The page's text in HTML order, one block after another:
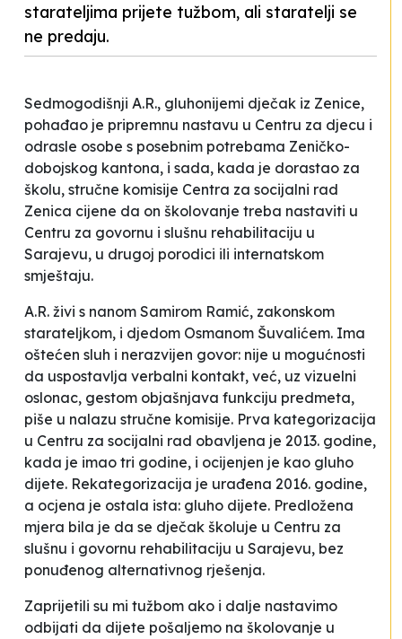
starateljima prijete tužbom, ali staratelji se
ne predaju.
Sedmogodišnji A.R., gluhonijemi dječak iz Zenice,
pohađao je pripremnu nastavu u Centru za djecu i
odrasle osobe s posebnim potrebama Zeničko-
dobojskog kantona, i sada, kada je dorastao za
školu, stručne komisije Centra za socijalni rad
Zenica cijene da on školovanje treba nastaviti u
Centru za govornu i slušnu rehabilitaciju u
Sarajevu, u drugoj porodici ili internatskom
smještaju.
A.R. živi s nanom Samirom Ramić, zakonskom
starateljkom, i djedom Osmanom Šuvalićem. Ima
oštećen sluh i nerazvijen govor: nije u mogućnosti
da uspostavlja verbalni kontakt, već, uz vizuelni
oslonac, gestom objašnjava funkciju predmeta,
piše u nalazu stručne komisije. Prva kategorizacija
u Centru za socijalni rad obavljena je 2013. godine,
kada je imao tri godine, i ocijenjen je kao gluho
dijete. Rekategorizacija je urađena 2016. godine,
a ocjena je ostala ista: gluho dijete. Predložena
mjera bila je da se dječak školuje u Centru za
slušnu i govornu rehabilitaciju u Sarajevu, bez
ponuđenog alternativnog rješenja.
Zaprijetili su mi tužbom ako i dalje nastavimo
odbijati da dijete pošaljemo na školovanje u